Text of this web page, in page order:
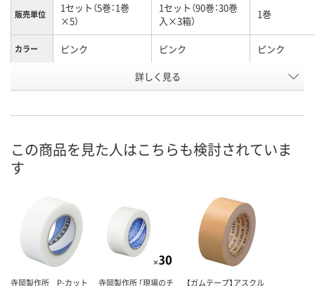
販売単位
1セット（5巻：1巻
×5）
1セット（90巻：30巻
入×3箱）
1巻
カラー ピンク ピンク ピンク
5367223 5364571
カゴへ
詳しく見る
この商品を見た人はこちらも検討されていま
す
寺岡製作所 P-カット
寺岡製作所 「現場のチ
【ガムテープ】アスクル